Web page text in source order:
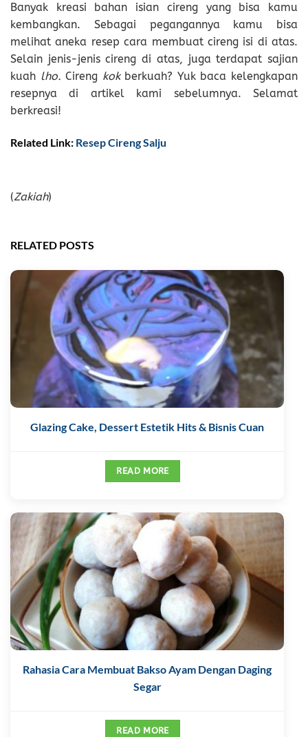
Banyak kreasi bahan isian cireng yang bisa kamu
kembangkan. Sebagai pegangannya kamu bisa
melihat aneka resep cara membuat cireng isi di atas.
Selain jenis-jenis cireng di atas, juga terdapat sajian
kuah lho.Cireng kok berkuah? Yuk baca kelengkapan
resepnya di artikel kami sebelumnya. Selamat
berkreasi!
Related Link: Resep Cireng Salju
(Zakiah)
RELATED POSTS
Glazing Cake, Dessert Estetik Hits & Bisnis Cuan
READ MORE
Rahasia Cara Membuat Bakso Ayam Dengan Daging
Segar
READ MORE